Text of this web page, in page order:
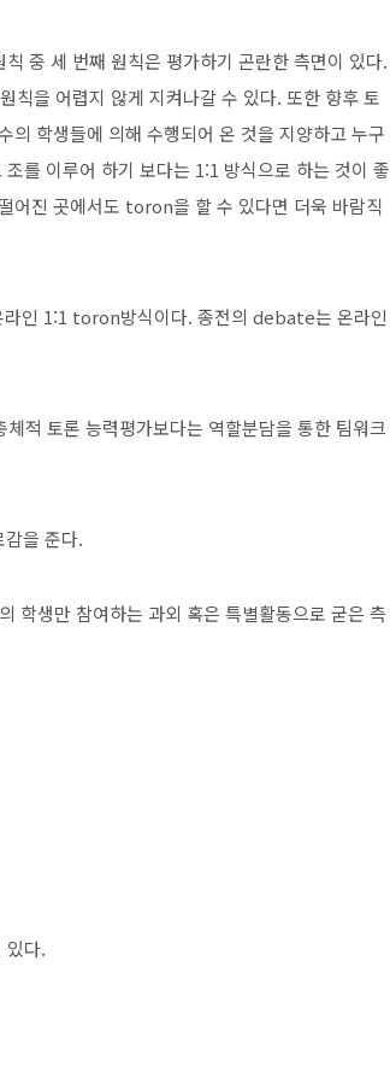
중 세 번째 원칙은 평가하기 곤란한 측면이 있다.
을 어렵지 않게 지켜나갈 수 있다. 또한 향후 토
의 학생들에 의해 수행되어 온 것을 지양하고 누구
를 이루어 하기 보다는 1:1 방식으로 하는 것이 좋
어진 곳에서도 toron을 할 수 있다면 더욱 바람직
인 1:1 toron방식이다. 종전의 debate는 온라인
적 토론 능력평가보다는 역할분담을 통한 팀워크
을 준다.
학생만 참여하는 과외 혹은 특별활동으로 굳은 측
있다.